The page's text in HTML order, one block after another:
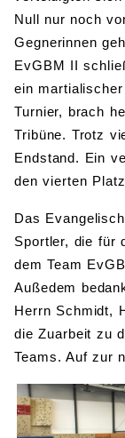
Null nur noch
Gegnerinnen
EvGBM II
ein
Turnier, brach
Tribüne. Trotz
Endstand. Ein
den vierten
Das
Sportler, die für
dem Team
Außedem
Herrn Schmidt,
die Zuarbeit zu
Teams. Auf zur